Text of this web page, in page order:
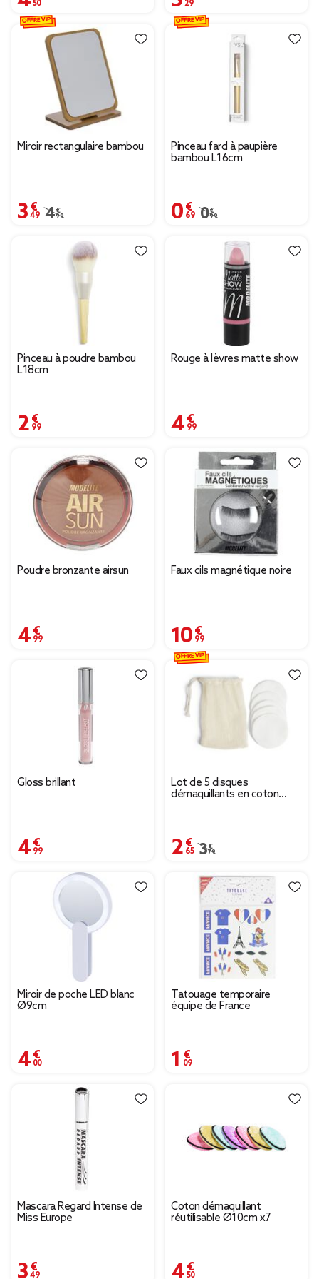
Miroir rectangulaire bambou
3,49 €
Prix remisé de 4,99 € à 3,49 €
4,99 €
OFFRE VIP
Pinceau fard à paupière
bambou L16cm
0,69 €
Prix remisé de 0,99 €
0,99 €
OFFRE VIP
Pinceau à poudre bambou
L18cm
2,99 €
Rouge à lèvres matte show
4,99 €
Poudre bronzante airsun
4,99 €
Faux cils magnétique noire
10,99 €
Gloss brillant
4,99 €
Lot de 5 disques
démaquillants en coton
2,65 €
Prix remisé de 3,79 €
3,79 €
OFFRE VIP
Miroir de poche LED blanc
Ø9cm
4,00 €
Tatouage temporaire
équipe de France
1,09 €
Mascara Regard Intense de
Miss Europe
3,49 €
Coton démaquillant
réutilisable Ø10cm x7
4,50 €